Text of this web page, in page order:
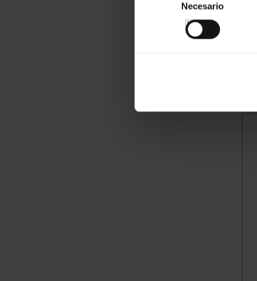
consentimiento
Necesario